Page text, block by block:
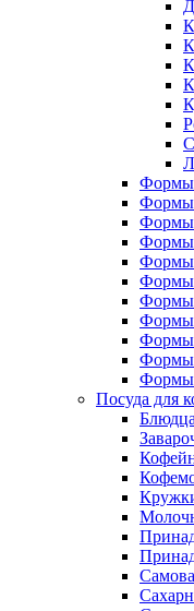
Формы
Формы
Формы
Формы
Формы
Формы
Формы
Формы
Формы
Формы
Формы
Посуда для
Блюдца